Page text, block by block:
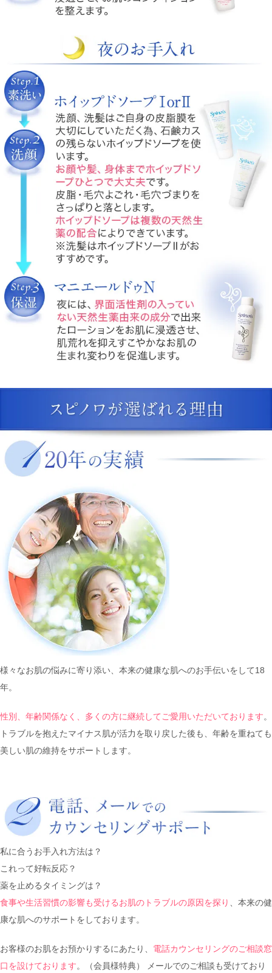
様々なお肌の悩みに寄り添い、本来の健康な肌へのお手伝いをして18
年。
性別、年齢関係なく、多くの方に継続してご愛用いただいております。
トラブルを抱えたマイナス肌が活力を取り戻した後も、年齢を重ねても
美しい肌の維持をサポートします。
私に合うお手入れ方法は？
これって好転反応？
薬を止めるタイミングは？
食事や生活習慣の影響も受けるお肌のトラブルの原因を探り
、本来の健
康な肌へのサポートをしております。
お客様のお肌をお預かりするにあたり、 電話カウンセリングのご相談窓
口を設けております。（会員様特典） メールでのご相談も受けており